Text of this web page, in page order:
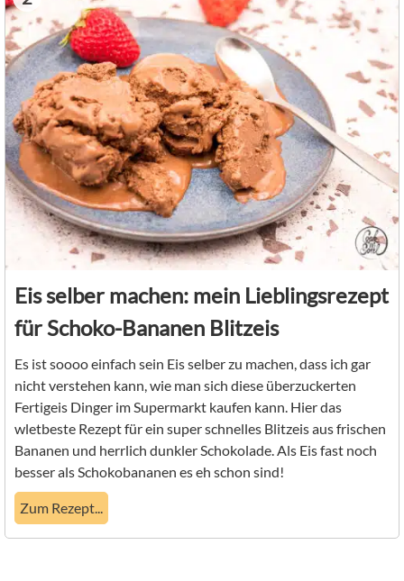
Eis selber machen: mein Lieblingsrezept
für Schoko-Bananen Blitzeis
Es ist soooo einfach sein Eis selber zu machen, dass ich gar
nicht verstehen kann, wie man sich diese überzuckerten
Fertigeis Dinger im Supermarkt kaufen kann. Hier das
wletbeste Rezept für ein super schnelles Blitzeis aus frischen
Bananen und herrlich dunkler Schokolade. Als Eis fast noch
besser als Schokobananen es eh schon sind!
Zum Rezept...